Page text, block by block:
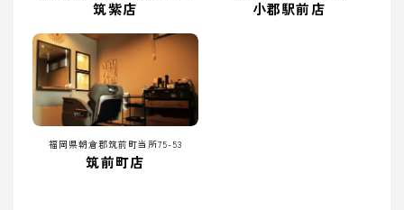
筑紫店 小郡駅前店
福岡県朝倉郡筑前町当所75-53
筑前町店